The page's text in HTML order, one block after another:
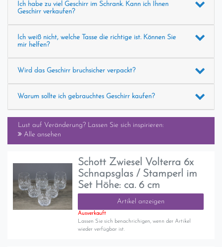
Ich habe zu viel Geschirr im Schrank. Kann ich Ihnen
Geschirr verkaufen?
Ich weiß nicht, welche Tasse die richtige ist. Können Sie
mir helfen?
Wird das Geschirr bruchsicher verpackt?
Warum sollte ich gebrauchtes Geschirr kaufen?
Lust auf Veränderung? Lassen Sie sich inspirieren:
Alle ansehen
Schott Zwiesel Volterra 6x
Schnapsglas / Stamperl im
Set Höhe: ca. 6 cm
Artikel anzeigen
Ausverkauft
Lassen Sie sich benachrichigen, wenn der Artikel
wieder verfügbar ist.